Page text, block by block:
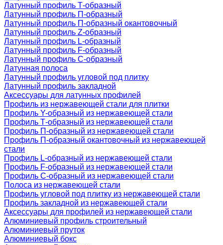
Латунный профиль Т-образный
Латунный профиль П-образный
Латунный профиль П-образный окантовочный
Латунный профиль Z-образный
Латунный профиль L-образный
Латунный профиль F-образный
Латунный профиль C-образный
Латунная полоса
Латунный профиль угловой под плитку
Латунный профиль закладной
Аксессуары для латунных профилей
Профиль из нержавеющей стали для плитки
Профиль Y-образный из нержавеющей стали
Профиль Т-образный из нержавеющей стали
Профиль П-образный из нержавеющей стали
Профиль П-образный окантовочный из нержавеющей
стали
Профиль L-образный из нержавеющей стали
Профиль F-образный из нержавеющей стали
Профиль C-образный из нержавеющей стали
Полоса из нержавеющей стали
Профиль угловой под плитку из нержавеющей стали
Профиль закладной из нержавеющей стали
Аксессуары для профилей из нержавеющей стали
Алюминиевый профиль строительный
Алюминиевый пруток
Алюминиевый бокс